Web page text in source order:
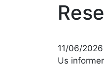
11/06/2026
Us